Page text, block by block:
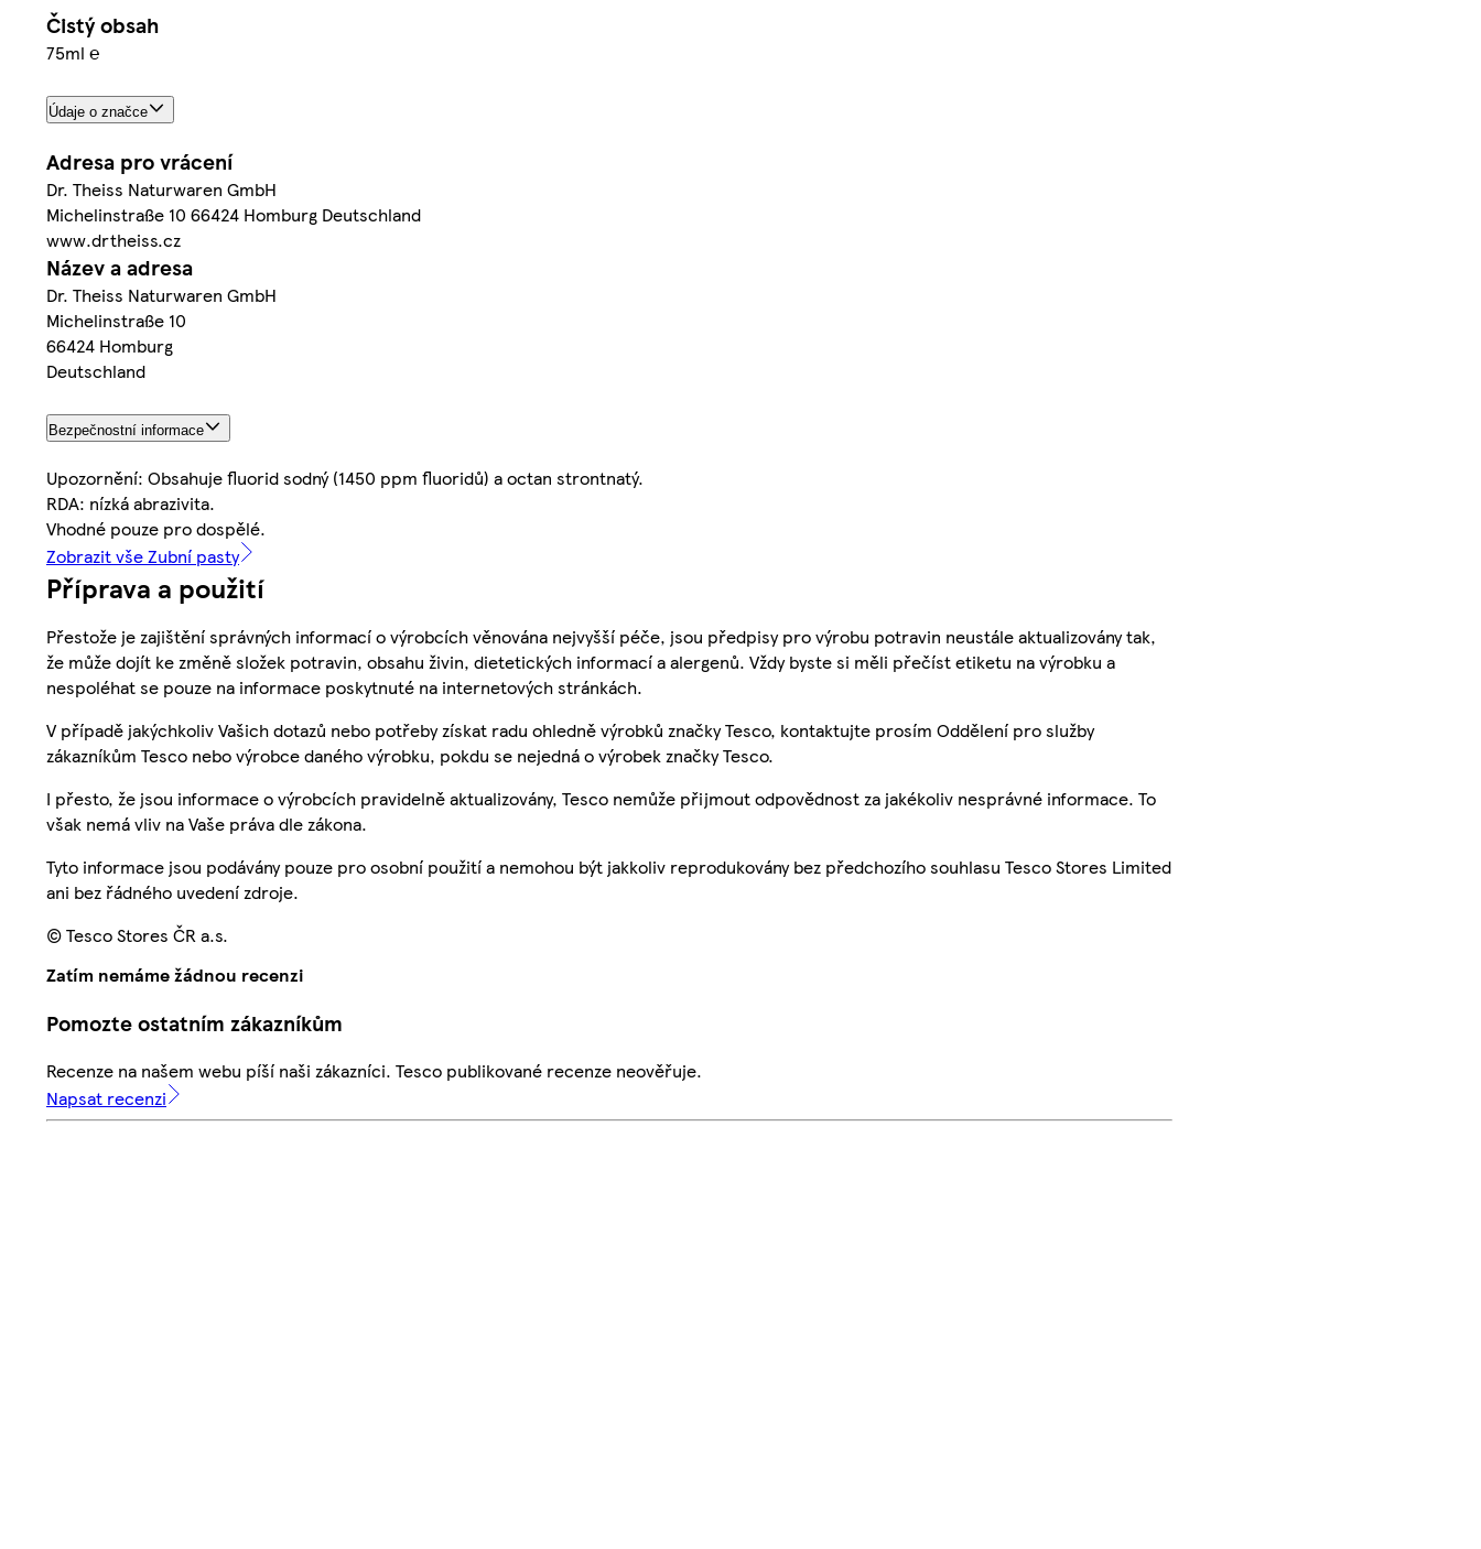
Čistý obsah
75ml ℮
Údaje o značce
Adresa pro vrácení
Dr. Theiss Naturwaren GmbH
Michelinstraße 10 66424 Homburg Deutschland
www.drtheiss.cz
Název a adresa
Dr. Theiss Naturwaren GmbH
Michelinstraße 10
66424 Homburg
Deutschland
Bezpečnostní informace
Upozornění: Obsahuje fluorid sodný (1450 ppm fluoridů) a octan strontnatý.
RDA: nízká abrazivita.
Vhodné pouze pro dospělé.
Zobrazit vše Zubní pasty
Příprava a použití
Přestože je zajištění správných informací o výrobcích věnována nejvyšší péče, jsou předpisy pro výrobu potravin neustále aktualizovány tak,
že může dojít ke změně složek potravin, obsahu živin, dietetických informací a alergenů. Vždy byste si měli přečíst etiketu na výrobku a
nespoléhat se pouze na informace poskytnuté na internetových stránkách.
V případě jakýchkoliv Vašich dotazů nebo potřeby získat radu ohledně výrobků značky Tesco, kontaktujte prosím Oddělení pro služby
zákazníkům Tesco nebo výrobce daného výrobku, pokdu se nejedná o výrobek značky Tesco.
I přesto, že jsou informace o výrobcích pravidelně aktualizovány, Tesco nemůže přijmout odpovědnost za jakékoliv nesprávné informace. To
však nemá vliv na Vaše práva dle zákona.
Tyto informace jsou podávány pouze pro osobní použití a nemohou být jakkoliv reprodukovány bez předchozího souhlasu Tesco Stores Limited
ani bez řádného uvedení zdroje.
© Tesco Stores ČR a.s.
Zatím nemáme žádnou recenzi
Pomozte ostatním zákazníkům
Recenze na našem webu píší naši zákazníci. Tesco publikované recenze neověřuje.
Napsat recenzi